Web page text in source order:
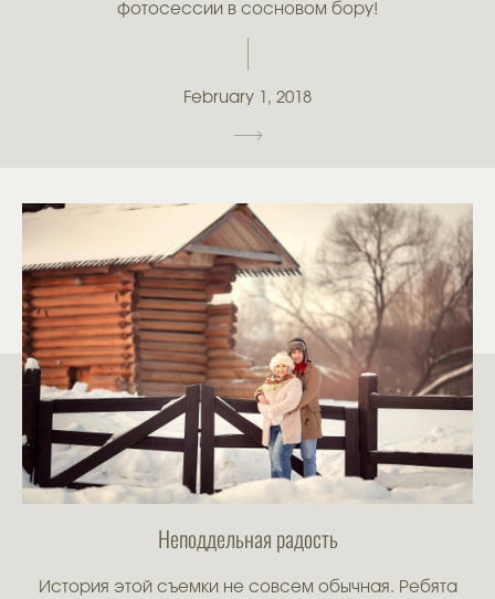
фотосессии в сосновом бору!
February 1, 2018
Неподдельная радость
История этой съемки не совсем обычная. Ребята